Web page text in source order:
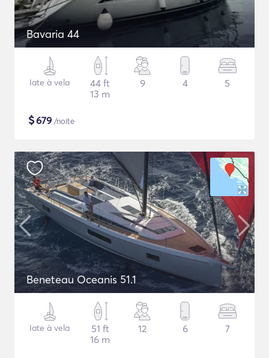
Bavaria 44
Iate à vela
44 ft
13 m
9 4 5
$679 /noite
Beneteau Oceanis 51.1
Iate à vela
51 ft
16 m
12 6 7